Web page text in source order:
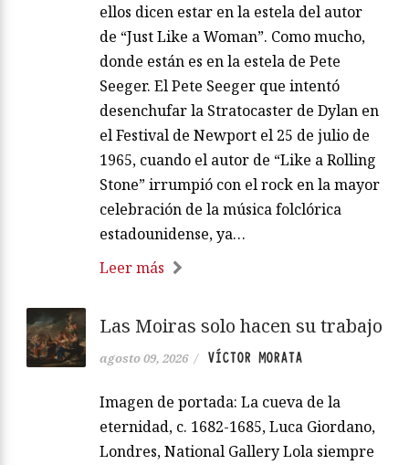
ellos dicen estar en la estela del autor
de “Just Like a Woman”. Como mucho,
donde están es en la estela de Pete
Seeger. El Pete Seeger que intentó
desenchufar la Stratocaster de Dylan en
el Festival de Newport el 25 de julio de
1965, cuando el autor de “Like a Rolling
Stone” irrumpió con el rock en la mayor
celebración de la música folclórica
estadounidense, ya…
Leer más
Las Moiras solo hacen su trabajo
agosto 09, 2026 / VÍCTOR MORATA
Imagen de portada: La cueva de la
eternidad, c. 1682-1685, Luca Giordano,
Londres, National Gallery Lola siempre